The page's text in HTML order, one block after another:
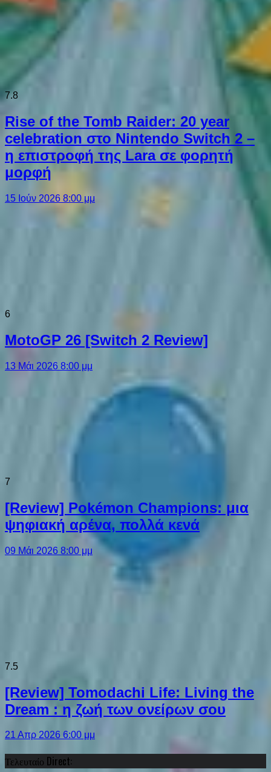
7.8
Rise of the Tomb Raider: 20 year
celebration στο Nintendo Switch 2 –
η επιστροφή της Lara σε φορητή
μορφή
15 Ιούν 2026 8:00 μμ
6
MotoGP 26 [Switch 2 Review]
13 Μάι 2026 8:00 μμ
7
[Review] Pokémon Champions: μια
ψηφιακή αρένα, πολλά κενά
09 Μάι 2026 8:00 μμ
7.5
[Review] Tomodachi Life: Living the
Dream : η ζωή των ονείρων σου
21 Απρ 2026 6:00 μμ
Τελευταίο Direct: